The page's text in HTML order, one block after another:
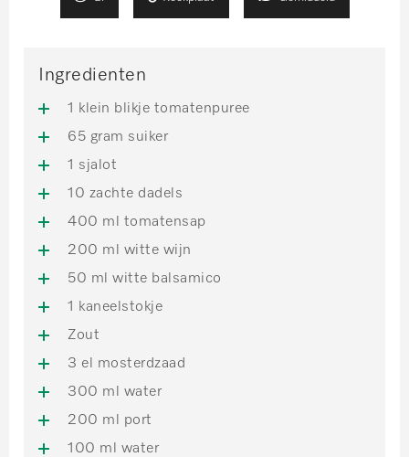
Ingredienten
1 klein blikje tomatenpuree
65 gram suiker
1 sjalot
10 zachte dadels
400 ml tomatensap
200 ml witte wijn
50 ml witte balsamico
1 kaneelstokje
Zout
3 el mosterdzaad
300 ml water
200 ml port
100 ml water